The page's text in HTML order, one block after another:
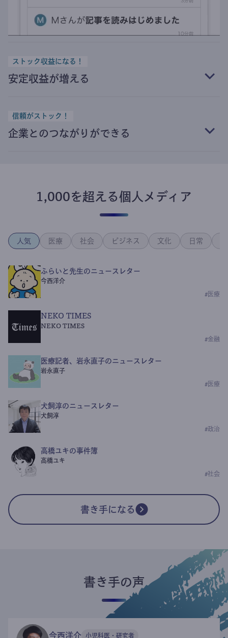
ストック収益になる！
安定収益が増える
信頼がストック！
企業とのつながりができる
1,000を超える個人メディア
人気 医療 社会 ビジネス 文化 日常
ふらいと先生のニュースレター
今西洋介
# 医療
NEKO TIMES
NEKO TIMES
#金融
医療記者、岩永直子のニュースレター
岩永直子
# 医療
犬飼淳のニュースレター
犬飼淳
#政治
高橋ユキの事件簿
高橋ユキ
#社会
書き手になる
書き手の声
今西洋介 小児科医・研究者